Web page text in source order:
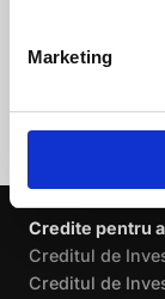
Marketing
Credite pentru
Creditul de
Creditul de